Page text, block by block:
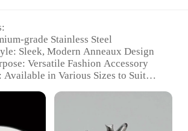
grade Stainless Steel
Sleek, Modern Anneaux Design
Versatile Fashion Accessory
Available in Various Sizes to Suit
Property: Durable and Tarnish-
Includes Sets for a Complete